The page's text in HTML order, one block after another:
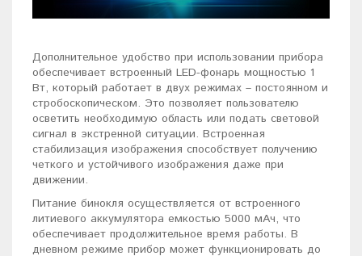
Дополнительное удобство при использовании прибора
обеспечивает встроенный LED-фонарь мощностью 1
Вт, который работает в двух режимах – постоянном и
стробоскопическом. Это позволяет пользователю
осветить необходимую область или подать световой
сигнал в экстренной ситуации. Встроенная
стабилизация изображения способствует получению
четкого и устойчивого изображения даже при
движении.
Питание бинокля осуществляется от встроенного
литиевого аккумулятора емкостью 5000 мАч, что
обеспечивает продолжительное время работы. В
дневном режиме прибор может функционировать до